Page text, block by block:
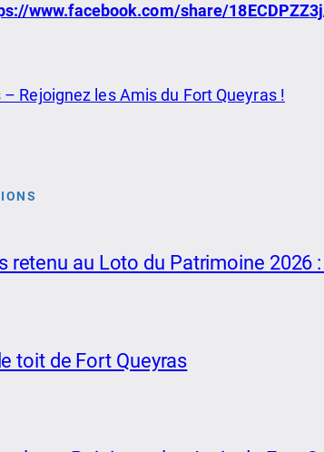
www.facebook.com/share/
Rejoignez les Amis du Fort Queyras !
retenu au Loto du Patrimoine 2026
toit de Fort Queyras